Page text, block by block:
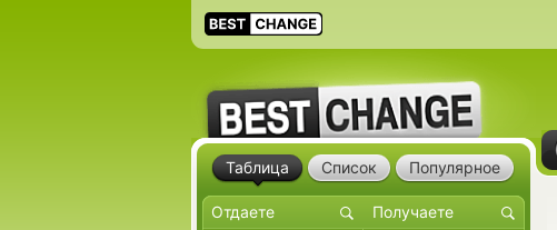
Таблица Список Популярное